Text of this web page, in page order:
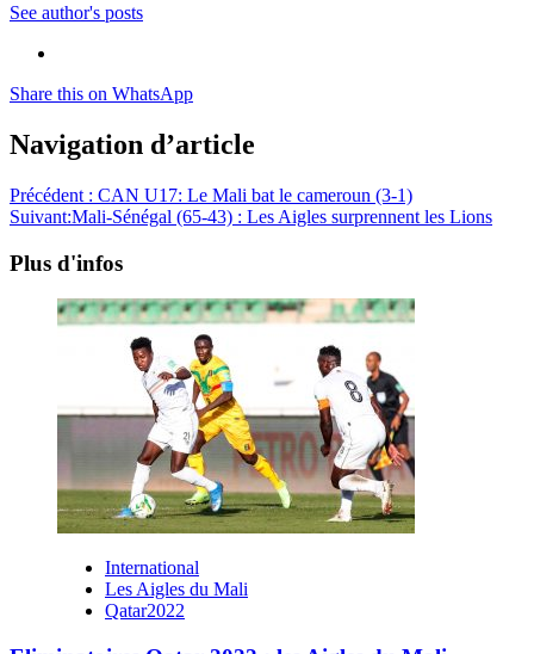
See author's posts
Share this on WhatsApp
Navigation d’article
Précédent : CAN U17: Le Mali bat le cameroun (3-1)
Suivant:Mali-Sénégal (65-43) : Les Aigles surprennent les Lions
Plus d'infos
International
Les Aigles du Mali
Qatar2022